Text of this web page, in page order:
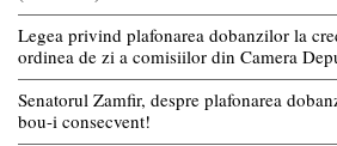
Legea privind plafonarea dobanzilor la
ordinea de zi a comisiilor din Camera
Senatorul Zamfir, despre plafonarea
bou-i consecvent!